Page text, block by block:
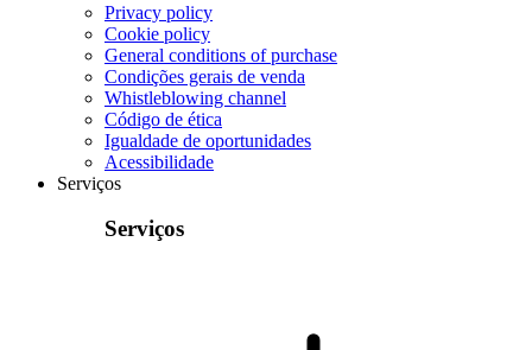
Privacy policy
Cookie policy
General conditions of purchase
Condições gerais de venda
Whistleblowing channel
Código de ética
Igualdade de oportunidades
Acessibilidade
Serviços
Serviços